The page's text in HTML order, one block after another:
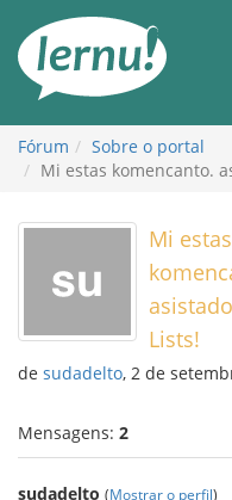
conteúdo
Fórum
Sobre o portal
Mi estas komencanto.
Mi estas
Lists!
de sudadelto, 2 de
Mensagens: 2
sudadelto (Mostrar o perfil)